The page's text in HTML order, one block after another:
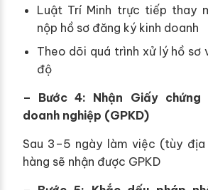
Luật Trí Minh trực tiếp thay
nộp hồ sơ đăng ký kinh doanh
Theo dõi quá trình xử lý hồ sơ
độ
– Bước 4: Nhận Giấy chứng
doanh nghiệp (GPKD)
Sau 3–5 ngày làm việc (tùy địa
hàng sẽ nhận được GPKD